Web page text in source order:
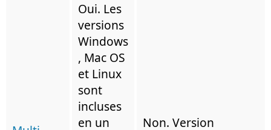
Oui. Les
versions
Windows
, Mac OS
et Linux
sont
incluses
en un
Non. Version